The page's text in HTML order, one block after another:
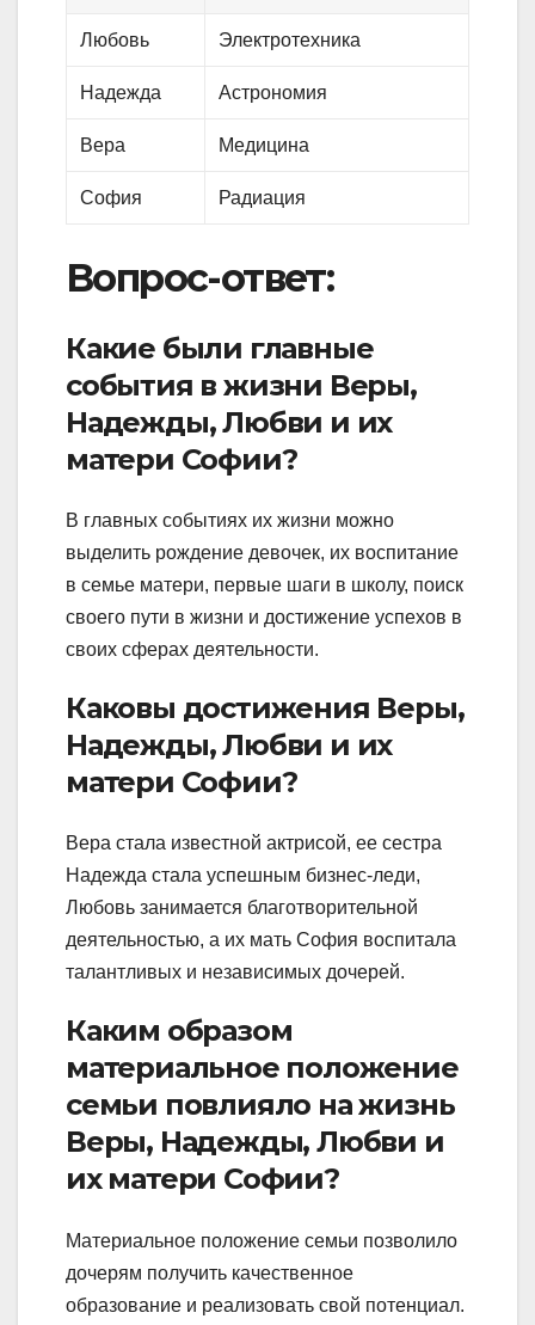
Любовь Электротехника
Надежда Астрономия
Вера Медицина
София Радиация
Вопрос-ответ:
Какие были главные
события в жизни Веры,
Надежды, Любви и их
матери Софии?
В главных событиях их жизни можно
выделить рождение девочек, их воспитание
в семье матери, первые шаги в школу, поиск
своего пути в жизни и достижение успехов в
своих сферах деятельности.
Каковы достижения Веры,
Надежды, Любви и их
матери Софии?
Вера стала известной актрисой, ее сестра
Надежда стала успешным бизнес-леди,
Любовь занимается благотворительной
деятельностью, а их мать София воспитала
талантливых и независимых дочерей.
Каким образом
материальное положение
семьи повлияло на жизнь
Веры, Надежды, Любви и
их матери Софии?
Материальное положение семьи позволило
дочерям получить качественное
образование и реализовать свой потенциал.